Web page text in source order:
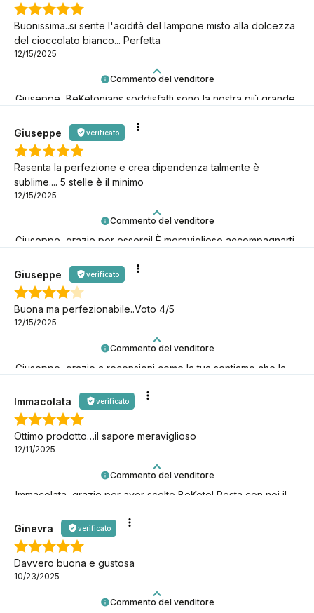
Commento del venditore
Giuseppe, BeKetonians soddisfatti sono la nostra più grande
Buonissima..si sente l'acidità del lampone misto alla dolcezza
del cioccolato bianco... Perfetta
12/15/2025
Commento del venditore
Giuseppe, grazie per esserci! È meraviglioso accompagnarti
Giuseppe verificato
Rasenta la perfezione e crea dipendenza talmente è
sublime.... 5 stelle è il minimo
12/15/2025
Commento del venditore
Giuseppe, grazie a recensioni come la tua sentiamo che la
con noi!
Giuseppe verificato
Buona ma perfezionabile..Voto 4/5
12/15/2025
Commento del venditore
Immacolata, grazie per aver scelto BeKeto! Resta con noi il
keto!
Immacolata verificato
Ottimo prodotto…il sapore meraviglioso
12/11/2025
Commento del venditore
Ginevra verificato
Davvero buona e gustosa
10/23/2025